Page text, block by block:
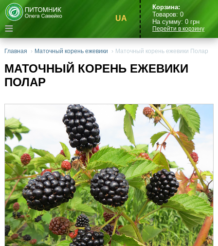
≡
UA
Корзина:
Товаров: 0
На сумму: 0 грн
Перейти в корзину
Главная › Маточный корень ежевики › Маточный корень ежевики Полар
МАТОЧНЫЙ КОРЕНЬ ЕЖЕВИКИ
ПОЛАР